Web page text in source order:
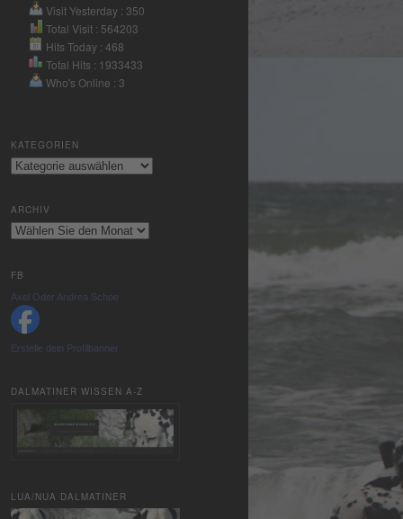
Nutzung des
Service zu, um
dieses Video
anzusehen.
Akzeptieren
Consent
eRecht24
Visit Yesterday : 350
Total Visit : 564203
Hits Today : 468
Total Hits : 1933433
Who's Online : 3
KATEGORIEN
Kategorien
ARCHIV
Archiv
FB
Axel Oder Andrea Schoe
Erstelle dein Profilbanner
DALMATINER WISSEN A-Z
LUA/NUA DALMATINER